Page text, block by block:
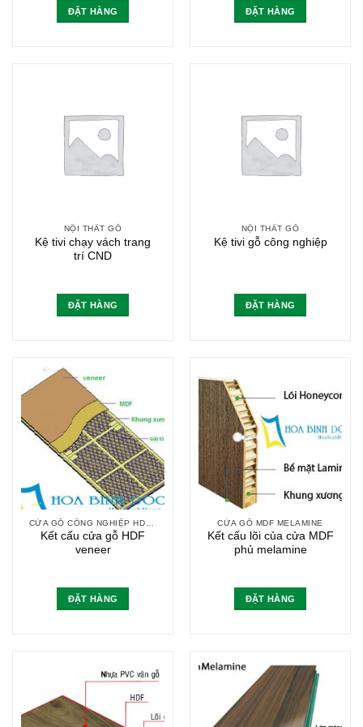
là:
300.000₫.
ĐẶT HÀNG ĐẶT HÀNG
NỘI THẤT GỖ
Kệ tivi chạy vách trang
trí CND
ĐẶT HÀNG
NỘI THẤT GỖ
Kệ tivi gỗ công nghiệp
ĐẶT HÀNG
Kết cấu cửa gỗ HDF
veneer
ĐẶT HÀNG
CỬA GỖ MDF MELAMINE
Kết cấu lõi của cửa MDF
phủ melamine
ĐẶT HÀNG